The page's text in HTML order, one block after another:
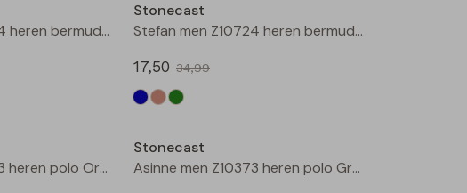
Stefan men Z10724 heren bermuda Zand
Stonecast
Stefan men Z10724 heren bermuda Army
17,50 34,99
Asinne men Z10373 heren polo Oranje
Stonecast
Asinne men Z10373 heren polo Groen